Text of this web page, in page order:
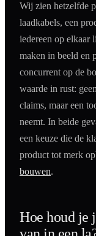
Wij zien hetzelfde
laadkabels, een
iedereen op elkaar
maken in beeld en
concurrent op de
waarde in rust:
claims, maar een
neemt. In beide
een keuze die de
product tot merk
bouwen.
Hoe houd je